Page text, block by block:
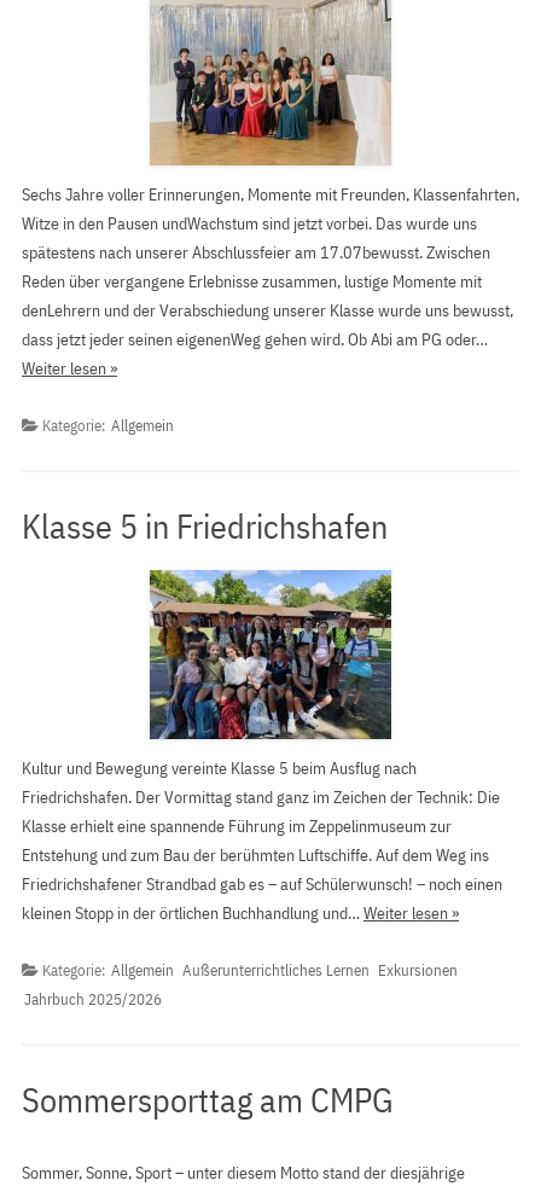
Sechs Jahre voller Erinnerungen, Momente mit Freunden, Klassenfahrten,
Witze in den Pausen undWachstum sind jetzt vorbei. Das wurde uns
spätestens nach unserer Abschlussfeier am 17.07bewusst. Zwischen
Reden über vergangene Erlebnisse zusammen, lustige Momente mit
denLehrern und der Verabschiedung unserer Klasse wurde uns bewusst,
dass jetzt jeder seinen eigenenWeg gehen wird. Ob Abi am PG oder…
Weiter lesen »
Kategorie: Allgemein
Klasse 5 in Friedrichshafen
Kultur und Bewegung vereinte Klasse 5 beim Ausflug nach
Friedrichshafen. Der Vormittag stand ganz im Zeichen der Technik: Die
Klasse erhielt eine spannende Führung im Zeppelinmuseum zur
Entstehung und zum Bau der berühmten Luftschiffe. Auf dem Weg ins
Friedrichshafener Strandbad gab es – auf Schülerwunsch! – noch einen
kleinen Stopp in der örtlichen Buchhandlung und…Weiter lesen »
Kategorie: Allgemein Außerunterrichtliches Lernen Exkursionen
Jahrbuch 2025/2026
Sommersporttag am CMPG
Sommer, Sonne, Sport – unter diesem Motto stand der diesjährige